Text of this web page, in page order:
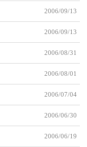
2006/09/13
2006/09/13
2006/08/31
2006/08/01
2006/07/04
2006/06/30
2006/06/19